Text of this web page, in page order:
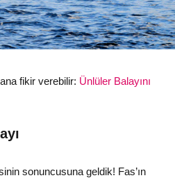
fikir verebilir: Ünlüler Balayını
sonuncusuna geldik! Fas’ın